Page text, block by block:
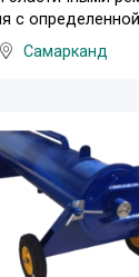
с
Самарканд